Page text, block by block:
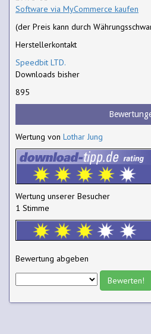
Software via MyCommerce kaufen
(der Preis kann durch
Herstellerkontakt
Speedbit LTD.
Downloads bisher
895
Wertung von Lothar Jung
Wertung unserer Besucher
1 Stimme
Bewertung abgeben